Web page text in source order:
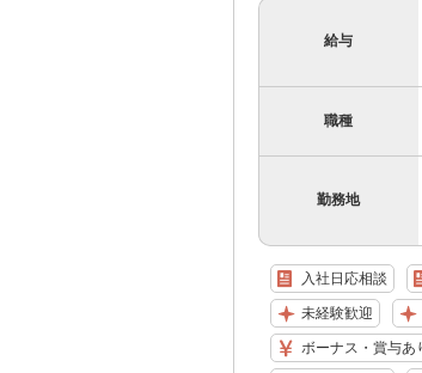
給与
職種
勤務地
入社日応相談
未経験歓迎
ボーナス・賞与あ